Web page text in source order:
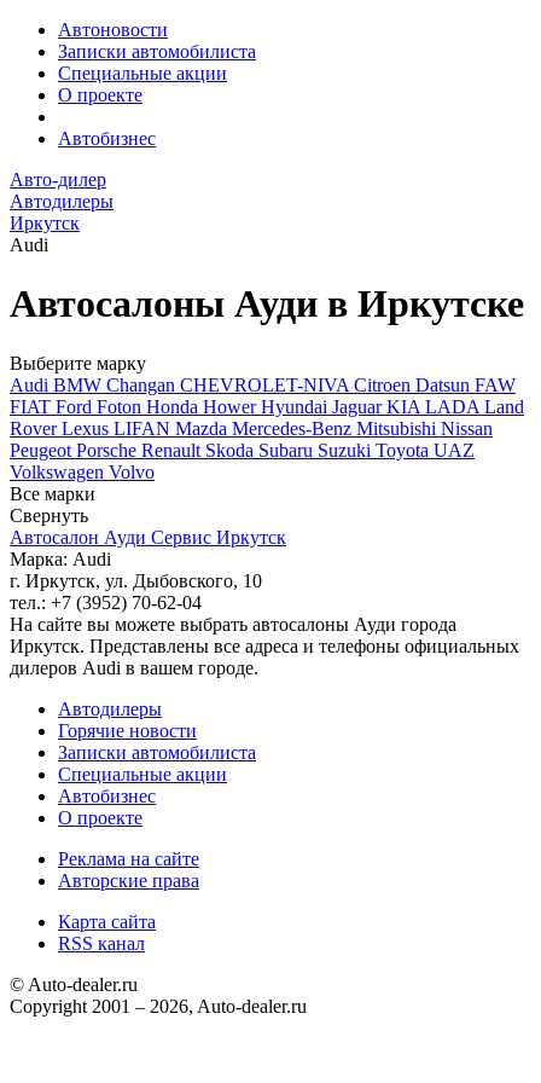
Автоновости
Записки автомобилиста
Специальные акции
О проекте
Автобизнес
Авто-дилер
Автодилеры
Иркутск
Audi
Автосалоны Ауди в Иркутске
Выберите марку
Audi BMW Changan CHEVROLET-NIVA Citroen Datsun FAW
FIAT Ford Foton Honda HowerHyundai JaguarKIA LADA Land
RoverLexus LIFAN Mazda Mercedes-Benz Mitsubishi Nissan
Peugeot Porsche Renault Skoda Subaru Suzuki Toyota UAZ
Volkswagen Volvo
Все марки
Свернуть
Автосалон Ауди Сервис Иркутск
Марка: Audi
г. Иркутск, ул. Дыбовского, 10
тел.: +7 (3952) 70-62-04
На сайте вы можете выбрать автосалоны Ауди города
Иркутск. Представлены все адреса и телефоны официальных
дилеров Audi в вашем городе.
Автодилеры
Горячие новости
Записки автомобилиста
Специальные акции
Автобизнес
О проекте
Реклама на сайте
Авторские права
Карта сайта
RSS канал
© Auto-dealer.ru
Copyright 2001 – 2026, Auto-dealer.ru